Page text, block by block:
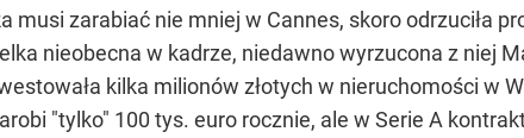
musi zarabiać nie mniej w Cannes, skoro odrzuciła
nieobecna w kadrze, niedawno wyrzucona z niej
kilka milionów złotych w nieruchomości w
"tylko" 100 tys. euro rocznie, ale w Serie A